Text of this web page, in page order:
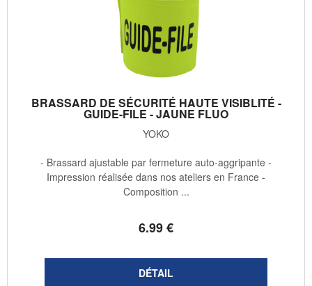
BRASSARD DE SÉCURITÉ HAUTE VISIBLITÉ -
GUIDE-FILE - JAUNE FLUO
YOKO
6.99€
- Brassard ajustable par fermeture auto-aggripante -
Impression réalisée dans nos ateliers en France -
Composition ...